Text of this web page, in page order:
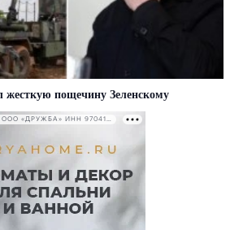
жесткую пощечину Зеленскому
РЕКЛАМА • ООО «ДРУЖБА» ИНН 9704146411